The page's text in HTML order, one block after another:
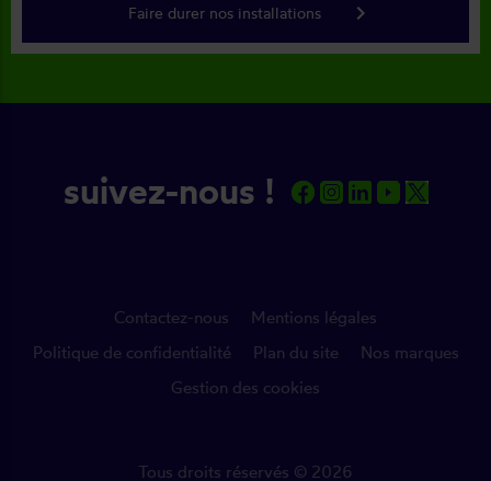
Faire durer nos installations keyboard_arrow_right
suivez-nous !
Contactez-nous
Mentions légales
Politique de confidentialité
Plan du site
Nos marques
Gestion des cookies
Tous droits réservés © 2026